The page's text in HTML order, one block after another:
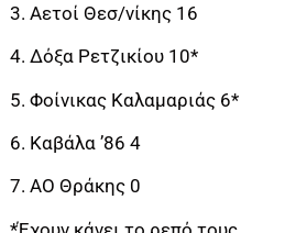
3. Αετοί Θεσ/νίκης 16
4. Δόξα Ρετζικίου 10*
5. Φοίνικας Καλαμαριάς 6*
6. Καβάλα ’86 4
7. ΑΟ Θράκης 0